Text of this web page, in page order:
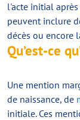
l'acte initial
peuvent inclure
décès ou encore
Qu’est-ce
Une mention
de naissance, de
initiale. Ces